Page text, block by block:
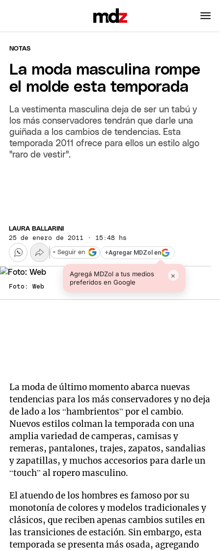
NOTAS
La moda masculina rompe
el molde esta temporada
La vestimenta masculina deja de ser un tabú y
los más conservadores tendrán que darle una
guiñada a los cambios de tendencias. Esta
temporada 2011 ofrece para ellos un estilo algo
"raro de vestir".
LAURA BALLARINI
25 de enero de 2011 · 15:48 hs
+Agregar MDZol en
Agregá MDZol a tus medios
preferidos en Google
×
+ Seguir en
Foto: Web
La moda de último momento abarca nuevas
tendencias para los más conservadores y no deja
de lado a los “hambrientos” por el cambio.
Nuevos estilos colman la temporada con una
amplia variedad de camperas, camisas y
remeras, pantalones, trajes, zapatos, sandalias
y zapatillas, y muchos accesorios para darle un
“touch” al ropero masculino.
El atuendo de los hombres es famoso por su
monotonía de colores y modelos tradicionales y
clásicos, que reciben apenas cambios sutiles en
las transiciones de estación. Sin embargo, esta
temporada se presenta más osada, agregando